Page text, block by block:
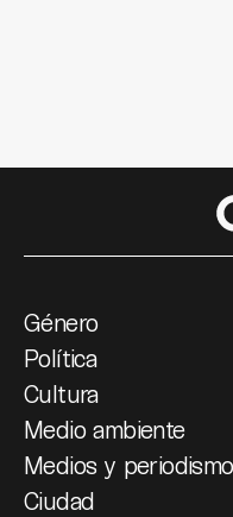
Género
Política
Cultura
Medio ambiente
Medios y periodismo
Ciudad